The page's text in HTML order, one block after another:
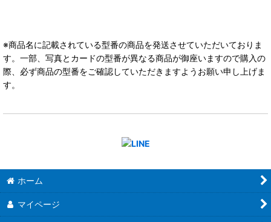
※商品名に記載されている型番の商品を発送させていただいておりま
す。一部、写真とカードの型番が異なる商品が御座いますので購入の
際、必ず商品の型番をご確認していただきますようお願い申し上げま
す。
ホーム
マイページ